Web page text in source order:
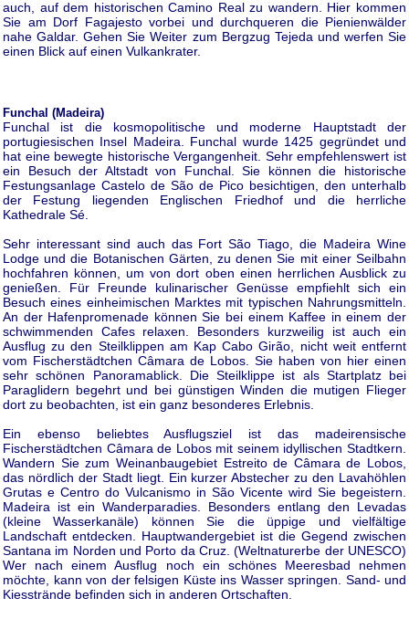
auch, auf dem historischen Camino Real zu wandern. Hier kommen
Sie am Dorf Fagajesto vorbei und durchqueren die Pienienwälder
nahe Galdar. Gehen Sie Weiter zum Bergzug Tejeda und werfen Sie
einen Blick auf einen Vulkankrater.
Funchal (Madeira)
Funchal ist die kosmopolitische und moderne Hauptstadt der
portugiesischen Insel Madeira. Funchal wurde 1425 gegründet und
hat eine bewegte historische Vergangenheit. Sehr empfehlenswert ist
ein Besuch der Altstadt von Funchal. Sie können die historische
Festungsanlage Castelo de São de Pico besichtigen, den unterhalb
der Festung liegenden Englischen Friedhof und die herrliche
Kathedrale Sé.
Sehr interessant sind auch das Fort São Tiago, die Madeira Wine
Lodge und die Botanischen Gärten, zu denen Sie mit einer Seilbahn
hochfahren können, um von dort oben einen herrlichen Ausblick zu
genießen. Für Freunde kulinarischer Genüsse empfiehlt sich ein
Besuch eines einheimischen Marktes mit typischen Nahrungsmitteln.
An der Hafenpromenade können Sie bei einem Kaffee in einem der
schwimmenden Cafes relaxen. Besonders kurzweilig ist auch ein
Ausflug zu den Steilklippen am Kap Cabo Girão, nicht weit entfernt
vom Fischerstädtchen Câmara de Lobos. Sie haben von hier einen
sehr schönen Panoramablick. Die Steilklippe ist als Startplatz bei
Paraglidern begehrt und bei günstigen Winden die mutigen Flieger
dort zu beobachten, ist ein ganz besonderes Erlebnis.
Ein ebenso beliebtes Ausflugsziel ist das madeirensische
Fischerstädtchen Câmara de Lobos mit seinem idyllischen Stadtkern.
Wandern Sie zum Weinanbaugebiet Estreito de Câmara de Lobos,
das nördlich der Stadt liegt. Ein kurzer Abstecher zu den Lavahöhlen
Grutas e Centro do Vulcanismo in São Vicente wird Sie begeistern.
Madeira ist ein Wanderparadies. Besonders entlang den Levadas
(kleine Wasserkanäle) können Sie die üppige und vielfältige
Landschaft entdecken. Hauptwandergebiet ist die Gegend zwischen
Santana im Norden und Porto da Cruz. (Weltnaturerbe der UNESCO)
Wer nach einem Ausflug noch ein schönes Meeresbad nehmen
möchte, kann von der felsigen Küste ins Wasser springen. Sand- und
Kiesstrände befinden sich in anderen Ortschaften.